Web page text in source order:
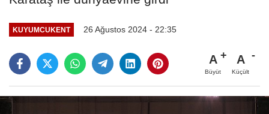
KUYUMCUKENT 26 Ağustos 2024 - 22:35
A
Büyüt
A
Küçült